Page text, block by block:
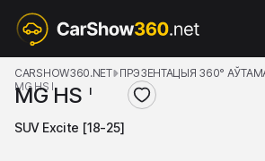
CARSHOW360.NET ПРЭЗЕНТАЦЫЯ 360°
MG HS I
MG HS I
SUV Excite [18-25]